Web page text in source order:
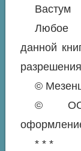
Вастум
Любое
данной
©
© ООО
* * *